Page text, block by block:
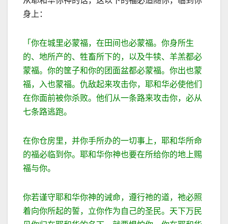
身上 ：
「你在城里必蒙福，在田间也必蒙福。你身所生
的、地所产的、牲畜所下的，以及牛犊、羊羔都必
蒙福。你的筐子和你的团面盆都必蒙福。你出也蒙
福，入也蒙福。 仇敌起来攻击你，耶和华必使他们
在你面前被你杀败。他们从一条路来攻击你，必从
七条路逃跑。
在你仓房里，并你手所办的一切事上，耶和华所命
的福必临到你。耶和华你神也要在所给你的地上赐
福与你。
你若谨守耶和华你神的诫命，遵行祂的道，祂必照
着向你所起的誓，立你作为自己的圣民。天下万民